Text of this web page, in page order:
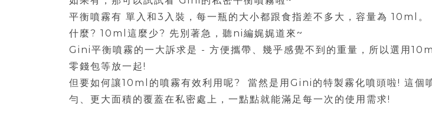
平衡噴霧有 單入和3入裝，每一瓶的大小都跟食指差不多大，容量為 10ml。
什麼? 10ml這麼少? 先別著急，聽ni編娓娓道來~
Gini平衡噴霧的一大訴求是 - 方便攜帶、幾乎感覺不到的重量，所以選用
零錢包等放一起!
但要如何讓10ml的噴霧有效利用呢? 當然是用Gini的特製霧化噴頭啦! 這個
勻、更大面積的覆蓋在私密處上，一點點就能滿足每一次的使用需求!